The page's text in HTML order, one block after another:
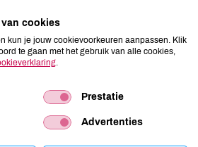
niet aanwezig
niet aanwezig
niet aanwezig
niet aanwezig
niet aanwezig
cookies
kun je jouw cookievoorkeuren aanpassen. Klik
te gaan met het gebruik van alle cookies,
Prestatie
Advertenties